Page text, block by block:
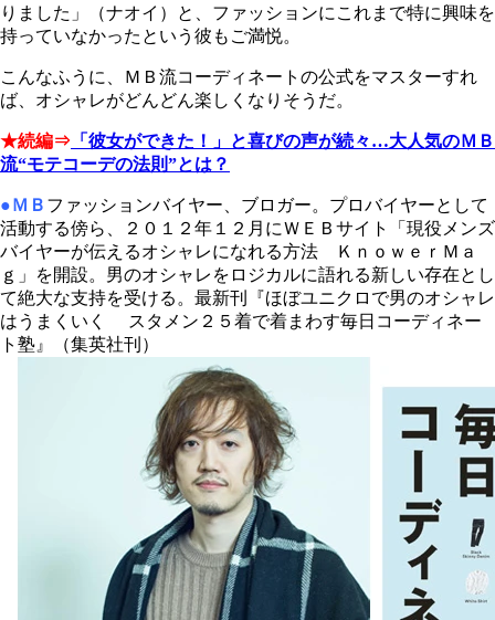
りました」（ナオイ）と、ファッションにこれまで特に興味を
持っていなかったという彼もご満悦。
こんなふうに、ＭＢ流コーディネートの公式をマスターすれ
ば、オシャレがどんどん楽しくなりそうだ。
★続編⇒ 「彼女ができた！」と喜びの声が続々…大人気のＭＢ
流“モテコーデの法則”とは？
●ＭＢ ファッションバイヤー、ブロガー。プロバイヤーとして
活動する傍ら、２０１２年１２月にＷＥＢサイト「現役メンズ
バイヤーが伝えるオシャレになれる方法 ＫｎｏｗｅｒＭａ
ｇ」を開設。男のオシャレをロジカルに語れる新しい存在とし
て絶大な支持を受ける。最新刊『ほぼユニクロで男のオシャレ
はうまくいく スタメン２５着で着まわす毎日コーディネー
ト塾』（集英社刊）